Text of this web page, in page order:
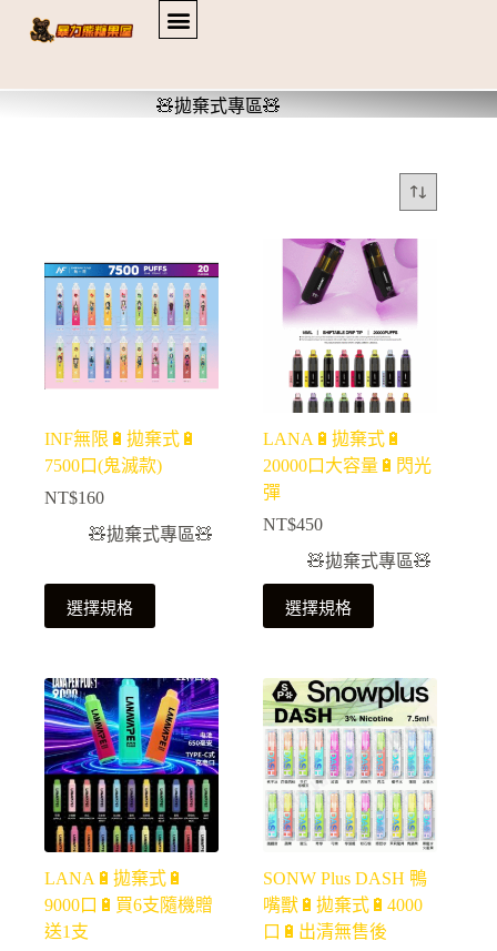
🧸拋棄式專區🧸
INF無限🔋拋棄式🔋
7500口(鬼滅款)
NT$160
🧸拋棄式專區🧸
選擇規格
LANA🔋拋棄式🔋
20000口大容量🔋閃光
彈
NT$450
🧸拋棄式專區🧸
選擇規格
LANA🔋拋棄式🔋
9000口🔋買6支隨機贈
送1支
SONW Plus DASH 鴨
嘴獸🔋拋棄式🔋4000
口🔋出清無售後